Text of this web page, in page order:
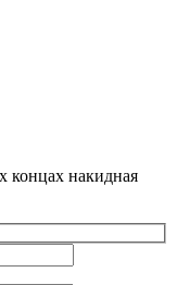
концах накидная